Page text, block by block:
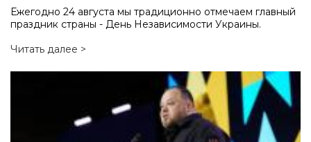
Ежегодно 24 августа мы традиционно отмечаем главный
праздник страны - День Независимости Украины.
Читать далее >